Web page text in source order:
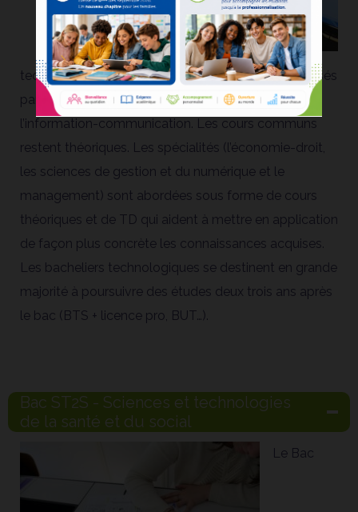
à
technologiques STMG s’adresse aux élèves intéressés
par le marketing, la gestion, l’économie ou
l’information-communication. Les cours communs
restent théoriques. Les spécialités (l’économie-droit,
les sciences de gestion et du numérique et le
management) sont abordées sous forme de cours
théoriques et de TD qui aident à mettre en application
de façon plus concrète les connaissances acquises.
Les bacheliers technologiques se destinent en grande
majorité à poursuivre des études deux trois ans après
le bac (BTS + licence pro, BUT…).
Bac ST2S - Sciences et technologies
de la santé et du social
Le Bac